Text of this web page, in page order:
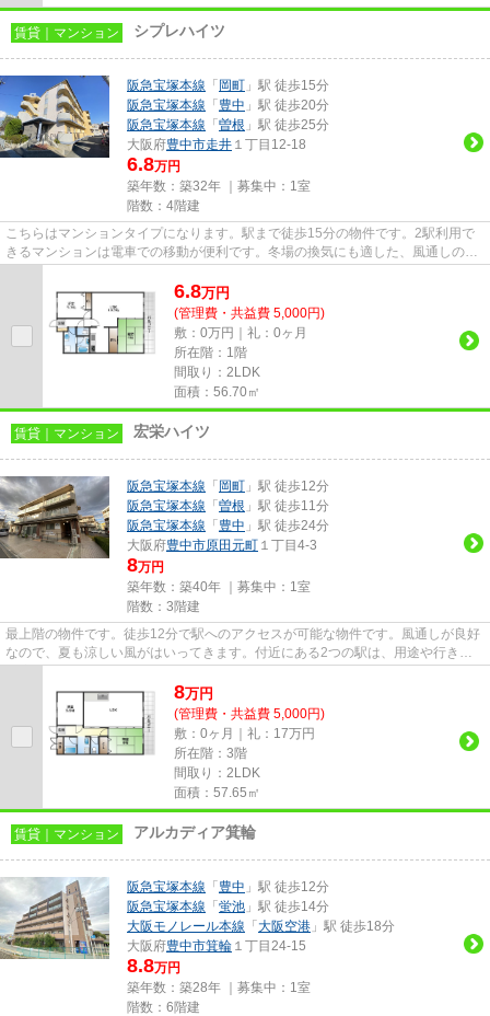
賃貸｜マンション シプレハイツ
阪急宝塚本線 「 岡町 」駅 徒歩15分
阪急宝塚本線 「 豊中 」駅 徒歩20分
阪急宝塚本線 「 曽根 」駅 徒歩25分
大阪府豊中市走井 １丁目12-18
6.8万円
築年数：築32年 ｜募集中： 1室
階数：4階建
こちらはマンションタイプになります。駅まで徒歩15分の物件です。2駅利用で
きるマンションは電車での移動が便利です。冬場の換気にも適した、風通しの良
6.8万円
(管理費・共益費 5,000円)
敷：0万円｜礼：0ヶ月
所在階：1階
間取り：2LDK
面積：56.70㎡
賃貸｜マンション 宏栄ハイツ
阪急宝塚本線 「 岡町 」駅 徒歩12分
阪急宝塚本線 「 曽根 」駅 徒歩11分
阪急宝塚本線 「 豊中 」駅 徒歩24分
大阪府豊中市原田元町 １丁目4-3
8万円
築年数：築40年 ｜募集中： 1室
階数：3階建
最上階の物件です。徒歩12分で駅へのアクセスが可能な物件です。風通しが良好
なので、夏も涼しい風がはいってきます。付近にある2つの駅は、用途や行き先
8万円
(管理費・共益費 5,000円)
敷：0ヶ月｜礼：17万円
所在階：3階
間取り：2LDK
面積：57.65㎡
賃貸｜マンション アルカディア箕輪
阪急宝塚本線 「 豊中 」駅 徒歩12分
阪急宝塚本線 「 蛍池 」駅 徒歩14分
大阪モノレール本線 「 大阪空港 」駅 徒歩18分
大阪府豊中市箕輪 １丁目24-15
8.8万円
築年数：築28年 ｜募集中： 1室
階数：6階建